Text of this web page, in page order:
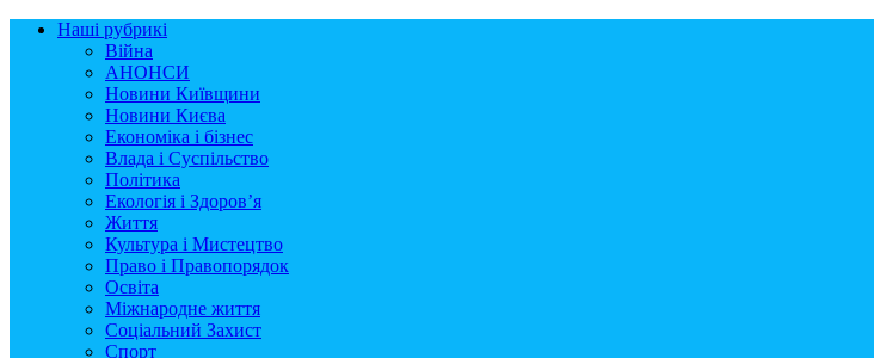
Наші рубрикі
Війна
АНОНСИ
Новини Київщини
Новини Києва
Економіка і бізнес
Влада і Суспільство
Політика
Екологія і Здоров’я
Життя
Культура і Мистецтво
Право і Правопорядок
Освіта
Міжнародне життя
Соціальний Захист
Спорт